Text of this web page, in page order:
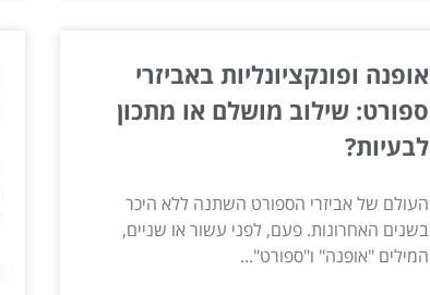
אופנה ופונקציונליות באביזרי
ספורט: שילוב מושלם או מתכון
לבעיות?
העולם של אביזרי הספורט השתנה ללא היכר
בשנים האחרונות. פעם, לפני עשור או שניים,
המילים "אופנה" ו"ספורט"...